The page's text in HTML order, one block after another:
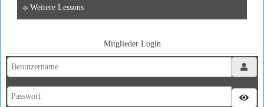
Weitere Lessons
Mitglieder Login
Benutzername
Passwort